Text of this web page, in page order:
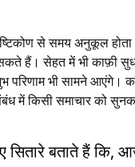
से समय अनुकूल
हैं। सेहत में भी काफ़ी
भी सामने आएंगे।
किसी समाचार को
बताते हैं कि,